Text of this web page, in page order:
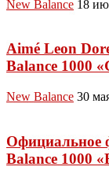
New Balance 18
Aimé Leon
Balance 1000
New Balance 30
Официальное
Balance 1000